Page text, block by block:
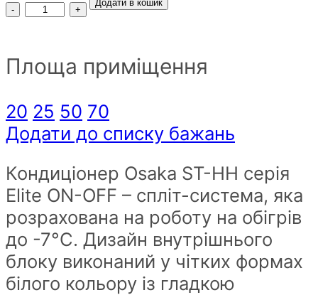
Кондиціонер
ST-
спліт-
система
на
40
кв
метрів
quantity
Додати в кошик
Площа приміщення
20 25 50 70
Додати до списку бажань
Кондиціонер Osaka ST-HH серія
Elite ON-OFF – спліт-система, яка
розрахована на роботу на обігрів
до -7°C. Дизайн внутрішнього
блоку виконаний у чітких формах
білого кольору із гладкою